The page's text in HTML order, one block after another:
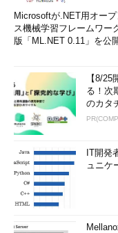
Windowsで共
特定する方法
（
コマンド・プロ
レガシー
を作成する（
permcopyコマン
する（TIPS）
Microsoftが.NET用オー
ス機械学習フレームワー
版「ML.NET 0.11」を公
【8/
る！次
のカタ
IT開発
ュニケ